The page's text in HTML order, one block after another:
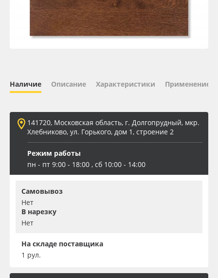
Oracal 641
Orajet 3640
ПЭТ листовой
ПЭТ бэклит
Вспененный ПВХ
Баннер
Заготовки для сувениров
Наличие Описание Характеристики Применение
141720, Московская область, г. Долгопрудный, мкр.
Хлебниково, ул. Горького, дом 1, строение 2
Режим работы
пн - пт 9:00 - 18:00 , сб 10:00 - 14:00
Самовывоз
Нет
В нарезку
Нет
На складе поставщика
1 рул.